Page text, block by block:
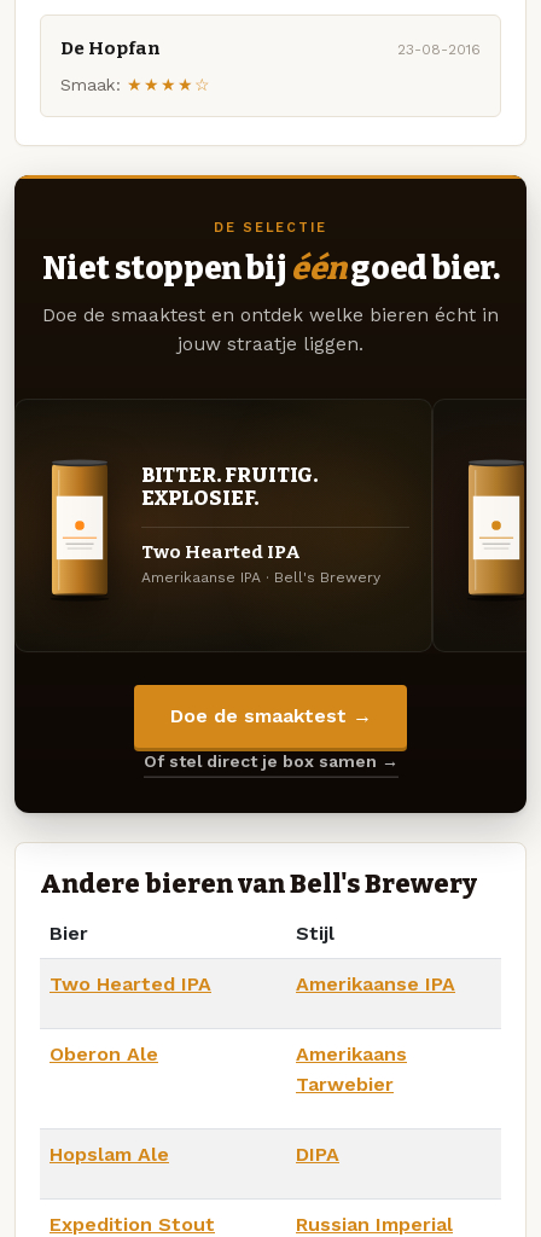
De Hopfan 23-08-2016
Smaak: ★★★★☆
DE SELECTIE
Niet stoppen bij ééngoed bier.
Doe de smaaktest en ontdek welke bieren écht in
jouw straatje liggen.
BITTER. FRUITIG.
EXPLOSIEF.
Two Hearted IPA
Amerikaanse IPA · Bell's Brewery
Doe de smaaktest →
Of stel direct je box samen →
Andere bieren van Bell's Brewery
Bier Stijl
Two Hearted IPA Amerikaanse IPA
Oberon Ale
Amerikaans
Tarwebier
Hopslam Ale DIPA
Expedition Stout
Russian Imperial